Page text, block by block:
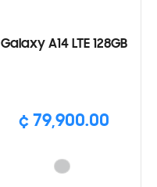
Galaxy A14 LTE 128GB
¢ 79,900.00